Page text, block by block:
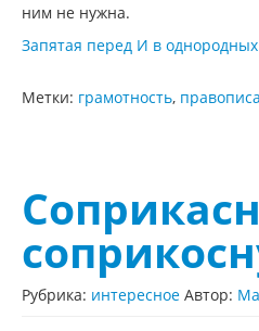
ним не нужна.
Запятая перед И в
Метки: грамотность,
Рубрика: интересное Автор: